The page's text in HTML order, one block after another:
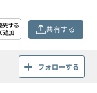
共有する
フォローする